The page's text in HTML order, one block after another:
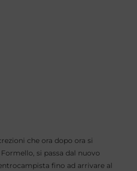
che ora dopo ora si
si passa dal nuovo
fino ad arrivare al